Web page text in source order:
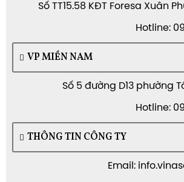
Số TT15.58 KĐT Foresa Xuân
Hotline:
VP MIỀN NAM
Số 5 đường D13 phường
Hotline:
THÔNG TIN CÔNG TY
Email: